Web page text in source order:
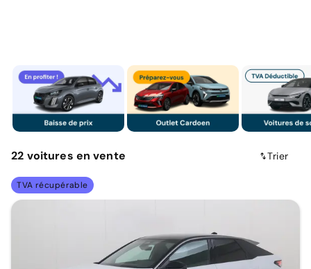
22 voitures en vente Trier
TVA récupérable